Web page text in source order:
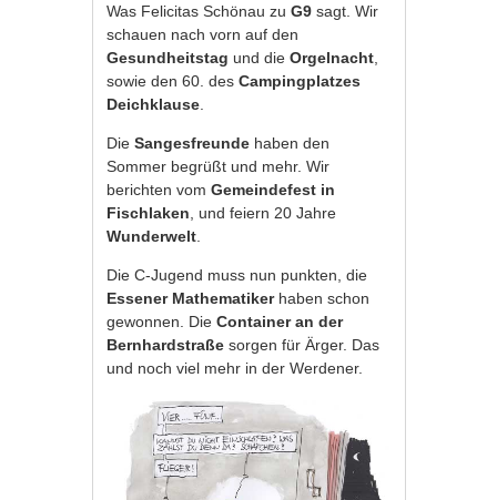
Was Felicitas Schönau zuG9 sagt. Wir
schauen nach vorn auf den
Gesundheitstag und dieOrgelnacht
sowie den 60. desCampingplatzes
Deichklause
DieSangesfreunde haben den
Sommer begrüßt und mehr. Wir
berichten vomGemeindefest in
Fischlaken , und feiern 20 Jahre
Wunderwelt
Die C-Jugend muss nun punkten, die
Essener Mathematikerhaben schon
gewonnen. DieContainer an der
Bernhardstraße sorgen für Ärger. Das
und noch viel mehr in der Werdener.